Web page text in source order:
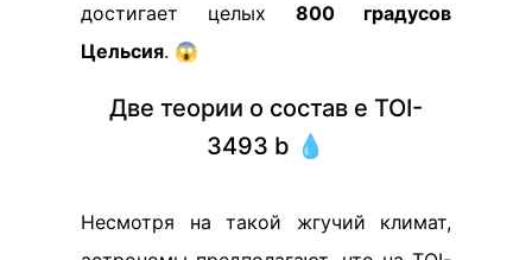
достигает целых 800 градусов
Цельсия. 😱
Две теории о состав е TOI-
3493 b 💧
Несмотря на такой жгучий климат,